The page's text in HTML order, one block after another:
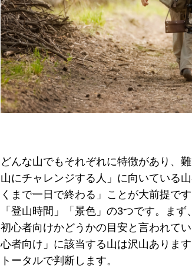
どんな山でもそれぞれに特徴があり、
山にチャレンジする人」に向いている
くまで一日で終わる」ことが大前提で
「登山時間」「景色」の3つです。ま
初心者向けかどうかの目安と言われて
心者向け」に該当する山は沢山ありま
トータルで判断します。